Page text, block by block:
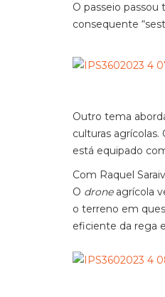
O passeio passou
consequente
Outro tema
culturas
está equipado
Com Raquel
O droneagrícola
o terreno em
eficiente da rega